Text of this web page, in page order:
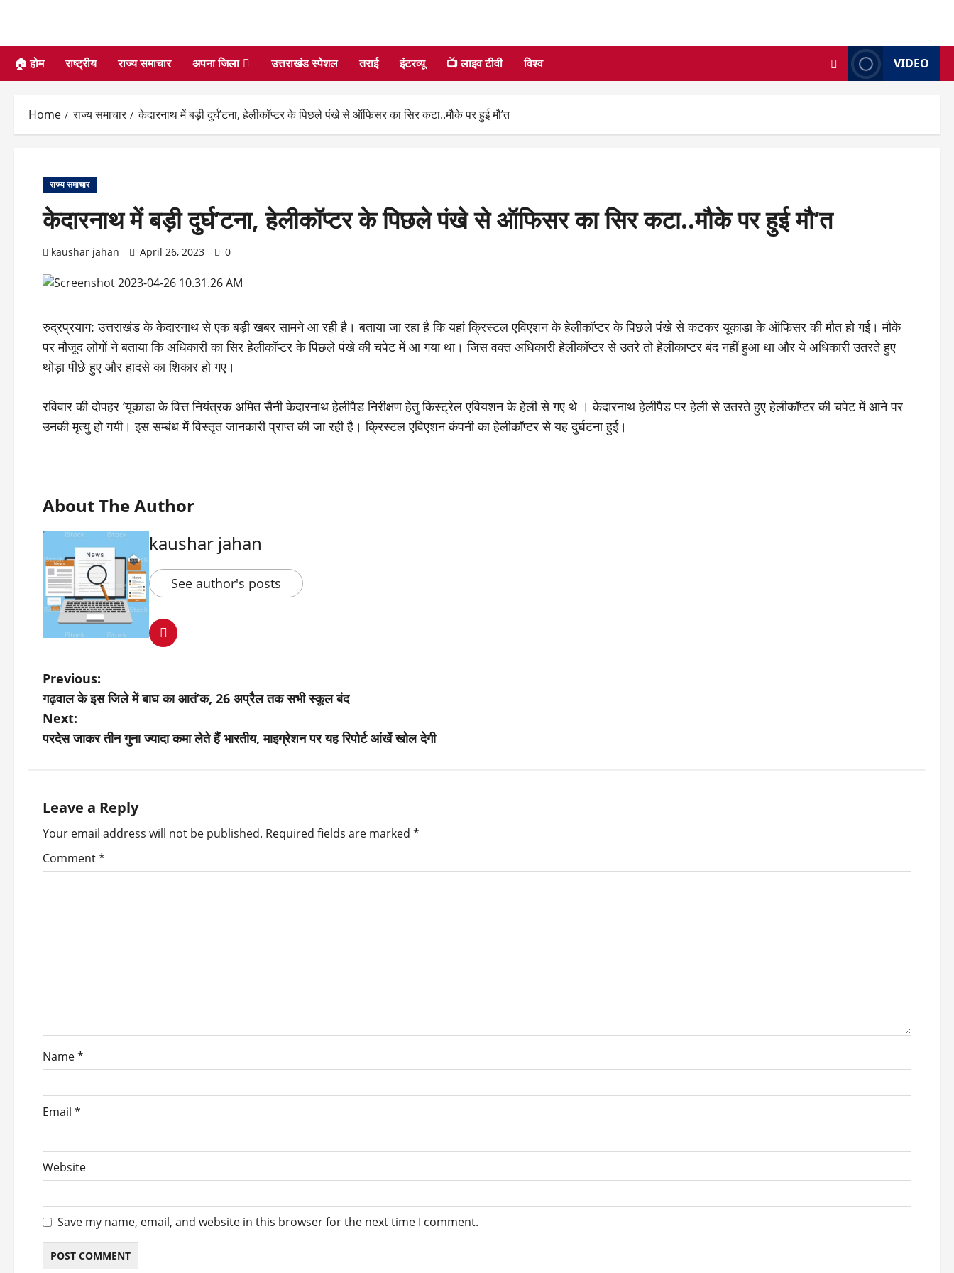
🏠 होम राष्ट्रीय राज्य समाचार अपना जिला उत्तराखंड स्पेशल तराई इंटरव्यू 📺 लाइव टीवी विश्व VIDEO
Home राज्य समाचार केदारनाथ में बड़ी दुर्घ’टना, हेलीकॉप्टर के पिछले पंखे से ऑफिसर का सिर कटा..मौके पर हुई मौ’त
राज्य समाचार
केदारनाथ में बड़ी दुर्घ’टना, हेलीकॉप्टर के पिछले पंखे से ऑफिसर का सिर कटा..मौके पर हुई मौ’त
kaushar jahan April 26, 2023 0
रुद्रप्रयाग: उत्तराखंड के केदारनाथ से एक बड़ी खबर सामने आ रही है। बताया जा रहा है कि यहां क्रिस्टल एविएशन के हेलीकॉप्टर के पिछले पंखे से कटकर यूकाडा के ऑफिसर की मौत हो गई। मौके
पर मौजूद लोगों ने बताया कि अधिकारी का सिर हेलीकॉप्टर के पिछले पंखे की चपेट में आ गया था। जिस वक्त अधिकारी हेलीकॉप्टर से उतरे तो हेलीकाप्टर बंद नहीं हुआ था और ये अधिकारी उतरते हुए
थोड़ा पीछे हुए और हादसे का शिकार हो गए।
रविवार की दोपहर ‘यूकाडा के वित्त नियंत्रक अमित सैनी केदारनाथ हेलीपैड निरीक्षण हेतु किस्ट्रेल एवियशन के हेली से गए थे । केदारनाथ हेलीपैड पर हेली से उतरते हुए हेलीकॉप्टर की चपेट में आने पर
उनकी मृत्यु हो गयी। इस सम्बंध में विस्तृत जानकारी प्राप्त की जा रही है। क्रिस्टल एविएशन कंपनी का हेलीकॉप्टर से यह दुर्घटना हुई।
About The Author
kaushar jahan
See author's posts
P
o
s
n
a
v
o
n
Previous:
गढ़वाल के इस जिले में बाघ का आतं’क, 26 अप्रैल तक सभी स्कूल बंद
Next:
परदेस जाकर तीन गुना ज्यादा कमा लेते हैं भारतीय, माइग्रेशन पर यह रिपोर्ट आंखें खोल देगी
Leave a Reply
Your email address will not be published. Required fields are marked *
Comment*
Name*
Email *
Website
Save my name, email, and website in this browser for the next time I comment.